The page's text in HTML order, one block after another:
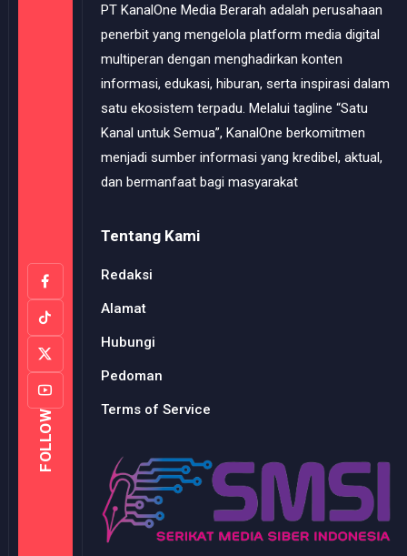
FOLLOW
PT KanalOne Media Berarah adalah perusahaan
penerbit yang mengelola platform media digital
multiperan dengan menghadirkan konten
informasi, edukasi, hiburan, serta inspirasi dalam
satu ekosistem terpadu. Melalui tagline “Satu
Kanal untuk Semua”, KanalOne berkomitmen
menjadi sumber informasi yang kredibel, aktual,
dan bermanfaat bagi masyarakat
Tentang Kami
Redaksi
Alamat
Hubungi
Pedoman
Terms of Service